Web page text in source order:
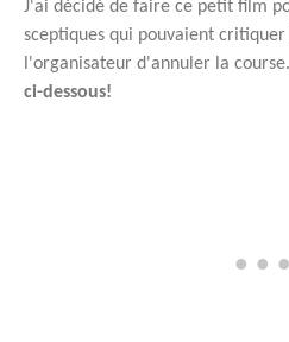
J'ai décidé de faire ce petit film
sceptiques qui pouvaient
l'organisateur d'annuler la course.
ci-dessous!